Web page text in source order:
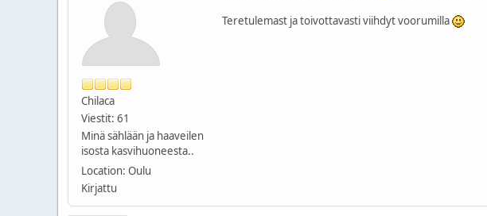
Chilaca
Viestit: 61
Minä sählään ja haaveilen
isosta kasvihuoneesta..
Location: Oulu
Kirjattu
Teretulemast ja toivottavasti viihdyt voorumilla